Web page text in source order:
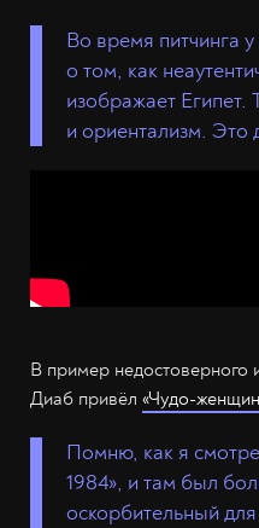
Во время питчинга
о том, как
изображает Египет.
и ориентализм. Это
В пример недостоверного
Диаб привёл «Чудо-
Помню, как я
1984», и там был
оскорбительный